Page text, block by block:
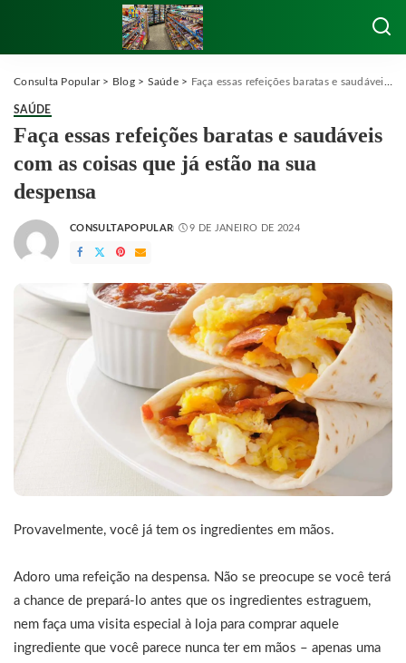
Consulta Popular> Blog> Saúde> Faça essas refeições baratas e saudáveis ​​​​com as coisas que já estão na sua despensa
SAÚDE
Faça essas refeições baratas e saudáveis ​​​​
com as coisas que já estão na sua
despensa
BY
CONSULTAPOPULAR 9 DE JANEIRO DE 2024
Provavelmente, você já tem os ingredientes em mãos.
Adoro uma refeição na despensa. Não se preocupe se você terá
a chance de prepará-lo antes que os ingredientes estraguem,
nem faça uma visita especial à loja para comprar aquele
ingrediente que você parece nunca ter em mãos – apenas uma